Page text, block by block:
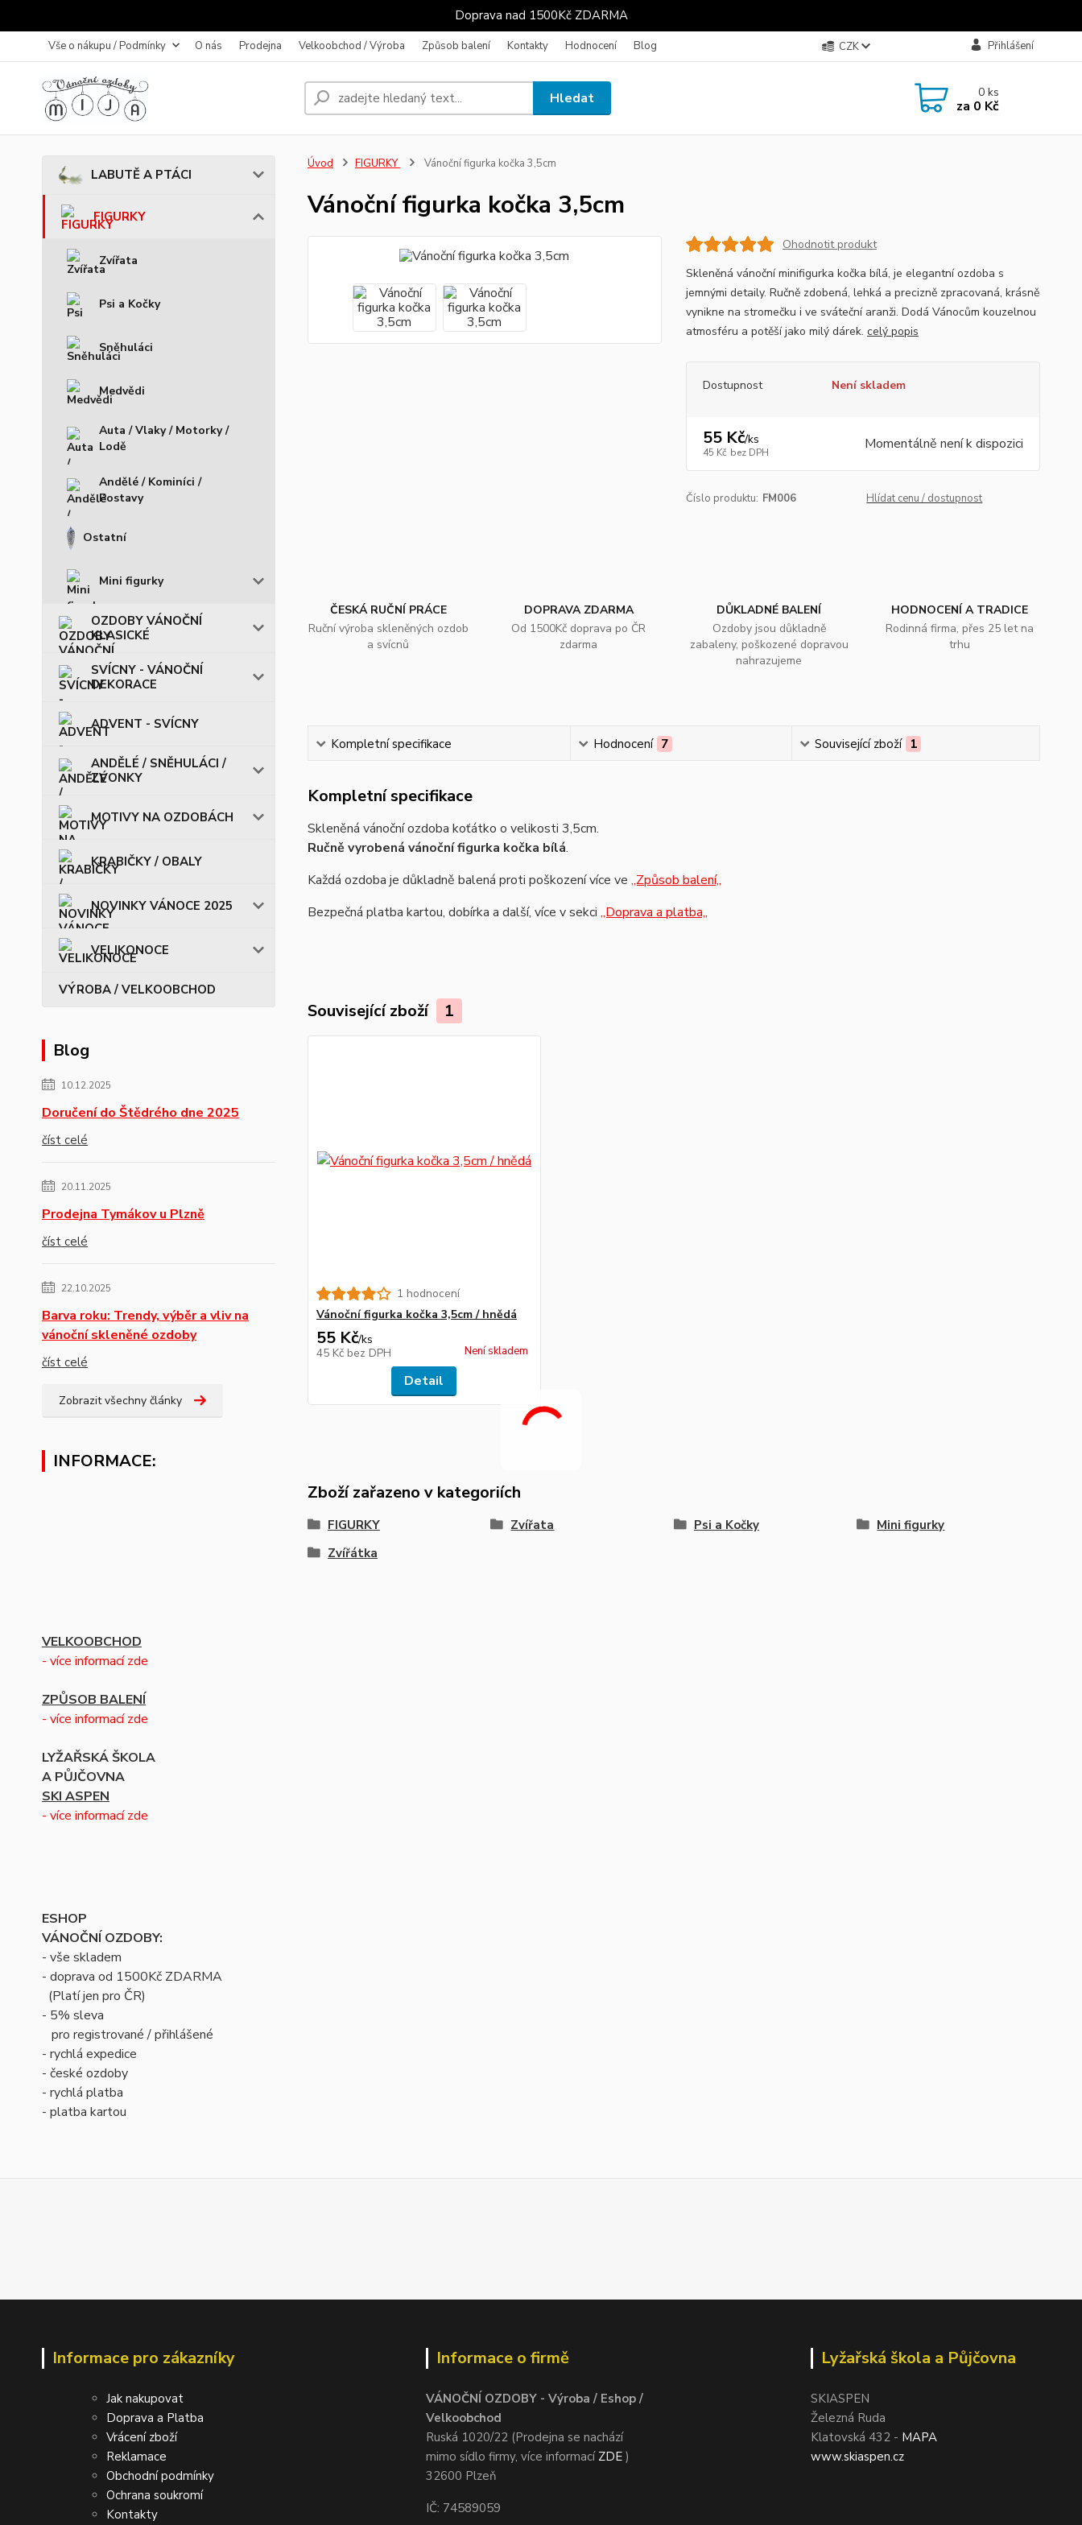
Doprava nad 1500Kč ZDARMA
Vše o nákupu / Podmínky O nás Prodejna Velkoobchod / Výroba Způsob balení Kontakty Hodnocení Blog CZK Přihlášení
Hledat 0ks
za 0 Kč
LABUTĚ A PTÁCI
FIGURKY
Zvířata
Psi a Kočky
Sněhuláci
Medvědi
Auta / Vlaky / Motorky /
Lodě
Andělé / Kominíci /
Postavy
Ostatní
Mini figurky
OZDOBY VÁNOČNÍ
KLASICKÉ
SVÍCNY - VÁNOČNÍ
DEKORACE
ADVENT - SVÍCNY
ANDĚLÉ / SNĚHULÁCI /
ZVONKY
MOTIVY NA OZDOBÁCH
KRABIČKY / OBALY
NOVINKY VÁNOCE 2025
VELIKONOCE
VÝROBA / VELKOOBCHOD
Blog
10.12.2025
Doručení do Štědrého dne 2025
číst celé
20.11.2025
Prodejna Tymákov u Plzně
číst celé
22.10.2025
Barva roku: Trendy, výběr a vliv na
vánoční skleněné ozdoby
číst celé
Zobrazit všechny články
INFORMACE:
VELKOOBCHOD
- více informací zde
ZPŮSOB BALENÍ
- více informací zde
LYŽAŘSKÁ ŠKOLA
A PŮJČOVNA
SKI ASPEN
- více informací zde
ESHOP
VÁNOČNÍ OZDOBY:
- vše skladem
- doprava od 1500Kč ZDARMA
(Platí jen pro ČR)
- 5% sleva
pro registrované / přihlášené
- rychlá expedice
- české ozdoby
- rychlá platba
- platba kartou
Úvod FIGURKY Vánoční figurka kočka 3,5cm
Vánoční figurka kočka 3,5cm
Ohodnotit produkt
Skleněná vánoční minifigurka kočka bílá, je elegantní ozdoba s
jemnými detaily. Ručně zdobená, lehká a precizně zpracovaná, krásně
vynikne na stromečku i ve sváteční aranži. Dodá Vánocům kouzelnou
atmosféru a potěší jako milý dárek. celý popis
Dostupnost Není skladem
55 Kč/ks
45 Kč bez DPH Momentálně není k dispozici
Číslo produktu: FM006 Hlídat cenu / dostupnost
ČESKÁ RUČNÍ PRÁCE
Ruční výroba skleněných ozdob
a svícnů
DOPRAVA ZDARMA
Od 1500Kč doprava po ČR
zdarma
DŮKLADNÉ BALENÍ
Ozdoby jsou důkladně
zabaleny, poškozené dopravou
nahrazujeme
HODNOCENÍ A TRADICE
Rodinná firma, přes 25 let na
trhu
Kompletní specifikace Hodnocení 7 Související zboží 1
Kompletní specifikace
Skleněná vánoční ozdoba koťátko o velikosti 3,5cm.
Ručně vyrobená vánoční figurka kočka bílá.
Každá ozdoba je důkladně balená proti poškození více ve ,,Způsob balení,,
Bezpečná platba kartou, dobírka a další, více v sekci ,,Doprava a platba,,
Související zboží 1
1 hodnocení
Vánoční figurka kočka 3,5cm / hnědá
55 Kč/ks
45 Kč bez DPH Není skladem
Detail
Zboží zařazeno v kategoriích
FIGURKY Zvířata Psi a Kočky
Mini figurky
Zvířátka
Informace pro zákazníky
Jak nakupovat
Doprava a Platba
Vrácení zboží
Reklamace
Obchodní podmínky
Ochrana soukromí
Kontakty
Informace o firmě
VÁNOČNÍ OZDOBY - Výroba / Eshop /
Velkoobchod
Ruská 1020/22 (Prodejna se nachází
mimo sídlo firmy, více informací ZDE )
32600 Plzeň
IČ: 74589059
Lyžařská škola a Půjčovna
SKIASPEN
Železná Ruda
Klatovská 432 - MAPA
www.skiaspen.cz